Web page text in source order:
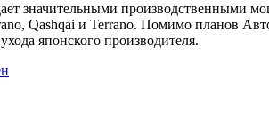
значительными производственными
Qashqai и Terrano. Помимо планов
японского производителя.